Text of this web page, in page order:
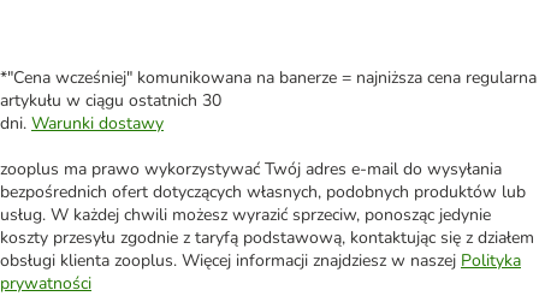
*"Cena wcześniej" komunikowana na banerze = najniższa cena regularna
artykułu w ciągu ostatnich 30
dni. Warunki dostawy
zooplus ma prawo wykorzystywać Twój adres e-mail do wysyłania
bezpośrednich ofert dotyczących własnych, podobnych produktów lub
usług. W każdej chwili możesz wyrazić sprzeciw, ponosząc jedynie
koszty przesyłu zgodnie z taryfą podstawową, kontaktując się z działem
obsługi klienta zooplus. Więcej informacji znajdziesz w naszej Polityka
prywatności